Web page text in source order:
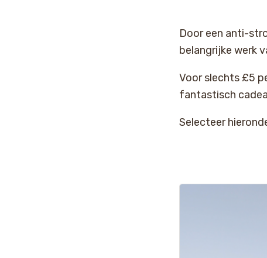
Door een anti-
belangrijke werk
Voor slechts £5
fantastisch
Selecteer